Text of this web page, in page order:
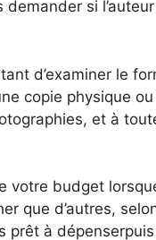
si
d’examiner le
copie physique
et à
votre budget
que d’autres,
prêt à